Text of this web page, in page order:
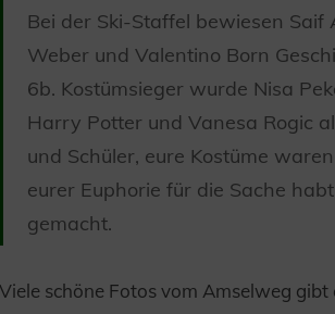
Bei der Ski-Staffel bewiesen Saif
Weber und Valentino Born
6b. Kostümsieger wurde Nisa
Harry Potter und Vanesa Rogic
und Schüler, eure Kostüme
eurer Euphorie für die Sache
gemacht.
Viele schöne Fotos vom Amselweg gibt